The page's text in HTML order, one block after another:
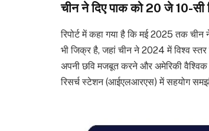
चीन ने दिए पाक को 20 जे 10-सी
रिपोर्ट में कहा गया है कि मई 2025 तक चीन
भी जिक्र है, जहां चीन ने 2024 में विश्व स्तर
अपनी छवि मजबूत करने और अमेरिकी वैश्विक
रिसर्च स्टेशन (आईएलआरएस) में सहयोग